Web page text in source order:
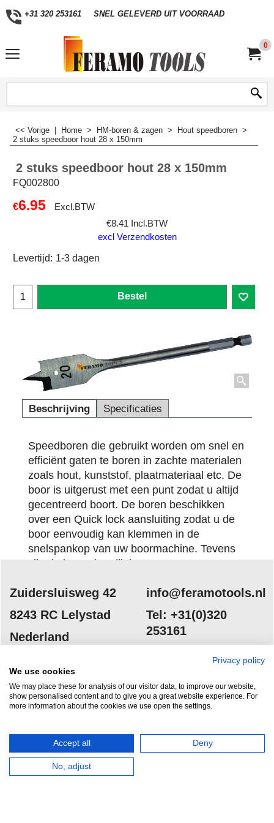
+31 320 253161 SNEL GELEVERD UIT VOORRAAD
0
<< Vorige Home > HM-boren & zagen > Hout speedboren >
2 stuks speedboor hout 28 x 150mm
2 stuks speedboor hout 28 x 150mm
FQ002800
€6.95
Excl.BTW
€8.41
Incl.BTW
excl Verzendkosten
Levertijd: 1-3 dagen
Bestel
Beschrijving Specificaties
Speedboren die gebruikt worden om snel en
efficiënt gaten te boren in zachte materialen
zoals hout, kunststof, plaatmateriaal etc. De
boor is uitgerust met een punt zodat u altijd
gecentreerd boort. De boren beschikken
over een Quick lock aansluiting zodat u de
boor eenvoudig kan klemmen in de
snelspankop van uw boormachine. Tevens
zijn de boren herslijpbaar.
Zuidersluisweg 42
8243 RC Lelystad
Nederland
info@feramotools.nl
Tel: +31(0)320
HERROEPINGSKNOP
Privacy policy
We use cookies
We may place these for analysis of our visitor data, to improve our website,
show personalised content and to give you a great website experience. For
more information about the cookies we use open the settings.
Accept all Deny
No, adjust